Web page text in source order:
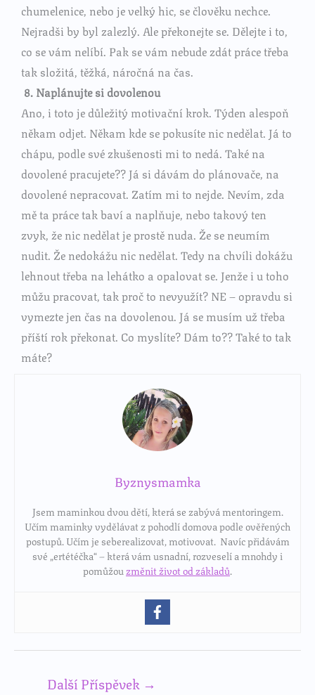
chumelenice, nebo je velký hic, se člověku nechce.
Nejradši by byl zalezlý. Ale překonejte se. Dělejte i to,
co se vám nelíbí. Pak se vám nebude zdát práce třeba
tak složitá, těžká, náročná na čas.
8. Naplánujte si dovolenou
Ano, i toto je důležitý motivační krok. Týden alespoň
někam odjet. Někam kde se pokusíte nic nedělat. Já to
chápu, podle své zkušenosti mi to nedá. Také na
dovolené pracujete?? Já si dávám do plánovače, na
dovolené nepracovat. Zatím mi to nejde. Nevím, zda
mě ta práce tak baví a naplňuje, nebo takový ten
zvyk, že nic nedělat je prostě nuda. Že se neumím
nudit. Že nedokážu nic nedělat. Tedy na chvíli dokážu
lehnout třeba na lehátko a opalovat se. Jenže i u toho
můžu pracovat, tak proč to nevyužít? NE – opravdu si
vymezte jen čas na dovolenou. Já se musím už třeba
příští rok překonat. Co myslíte? Dám to?? Také to tak
máte?
Byznysmamka
Jsem maminkou dvou dětí, která se zabývá mentoringem.
Učím maminky vydělávat z pohodlí domova podle ověřených
postupů. Učím je seberealizovat, motivovat. Navíc přidávám
své „ertétéčka“ – která vám usnadní, rozveselí a mnohdy i
pomůžouzměnit život od základů.
Další Příspěvek →